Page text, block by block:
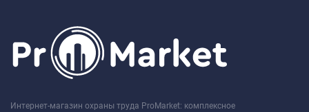
Интернет-магазин охраны труда ProMarket: комплексное